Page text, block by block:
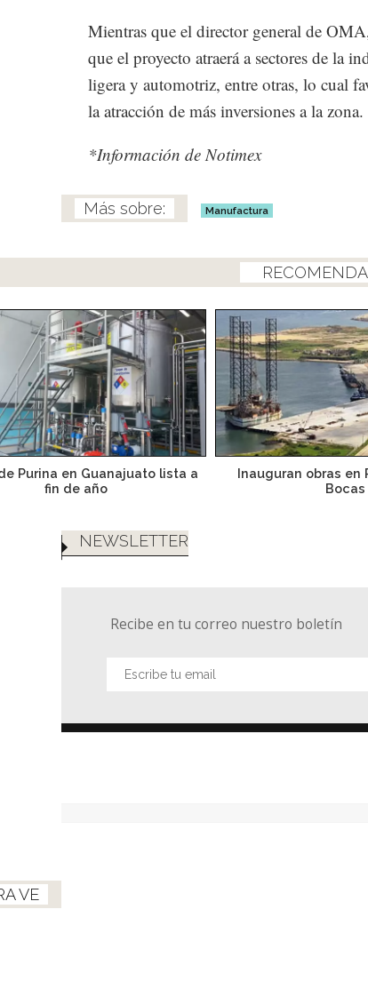
Mientras que el director general de
que el proyecto atraerá a sectores de la
ligera y automotriz, entre otras, lo cual
la atracción de más inversiones a la zona.
*Información de Notimex
Manufactura
Purina en Guanajuato lista a
fin de año
Inauguran obras en
Bocas
NEWSLETTER
Recibe en tu correo nuestro boletín
VE